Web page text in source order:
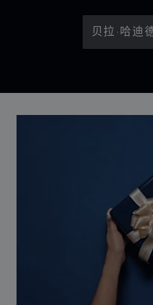
贝拉·哈迪